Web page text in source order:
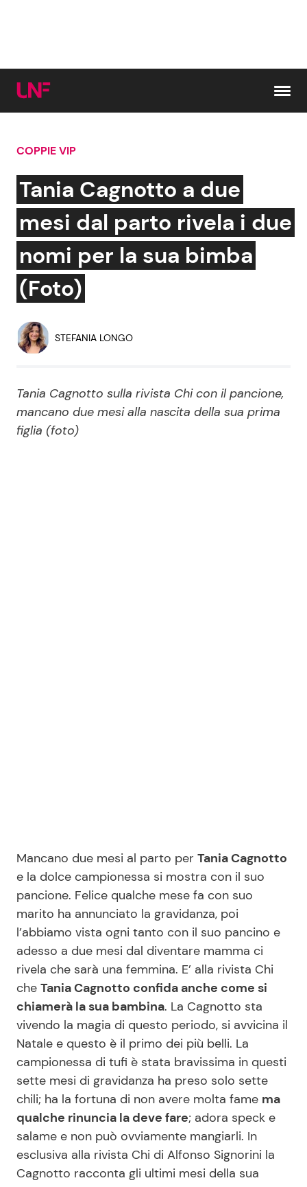
Cerca:
News e Cronaca
Attualità Italiana
Dal Mondo
Economia
Persone Scomparse
Politica
Gossip e TV
Bellezze VIP
Reality e Talent
Viaggi e Turismo
Festività
Ricette Feste
Ricette per Bambini
Seguici
Info
Chi siamo
Disclaimer e Privacy
Redazione
Contattaci
Pubblicità
COPPIE VIP
Tania Cagnotto a due
mesi dal parto rivela i due
nomi per la sua bimba
(Foto)
STEFANIA LONGO
Tania Cagnotto sulla rivista Chi con il pancione,
mancano due mesi alla nascita della sua prima
figlia (foto)
Mancano due mesi al parto per Tania Cagnotto
e la dolce campionessa si mostra con il suo
pancione. Felice qualche mese fa con suo
marito ha annunciato la gravidanza, poi
l’abbiamo vista ogni tanto con il suo pancino e
adesso a due mesi dal diventare mamma ci
rivela che sarà una femmina. E’ alla rivista Chi
che Tania Cagnotto confida anche come si
chiamerà la sua bambina. La Cagnotto sta
vivendo la magia di questo periodo, si avvicina il
Natale e questo è il primo dei più belli. La
campionessa di tufi è stata bravissima in questi
sette mesi di gravidanza ha preso solo sette
chili; ha la fortuna di non avere molta fame ma
qualche rinuncia la deve fare; adora speck e
salame e non può ovviamente mangiarli. In
esclusiva alla rivista Chi di Alfonso Signorini la
Cagnotto racconta gli ultimi mesi della sua